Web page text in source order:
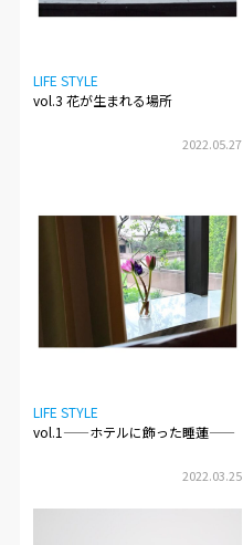
LIFE STYLE
vol.3 花が生まれる場所
2022.05.27
LIFE STYLE
vol.1——ホテルに飾った睡蓮——
2022.03.25